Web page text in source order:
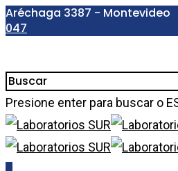
Aréchaga 3387 - Montevideo
047
Presione enter para buscar o